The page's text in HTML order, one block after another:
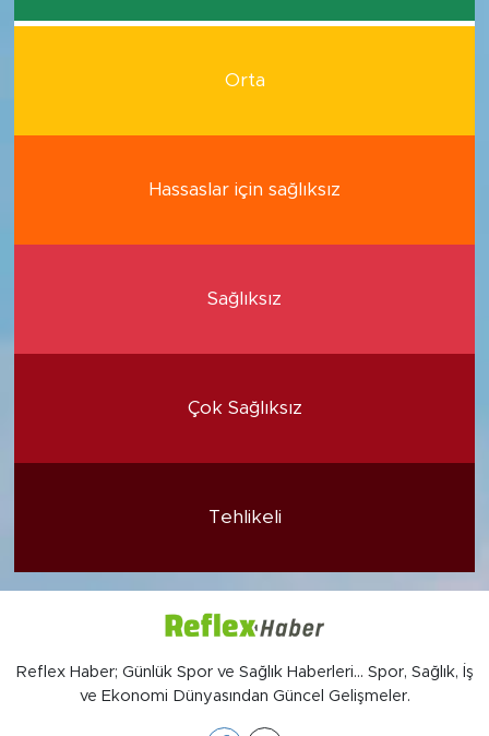
Orta
Hassaslar için sağlıksız
Sağlıksız
Çok Sağlıksız
Tehlikeli
Reflex Haber; Günlük Spor ve Sağlık Haberleri... Spor, Sağlık, İş
ve Ekonomi Dünyasından Güncel Gelişmeler.